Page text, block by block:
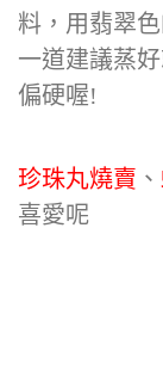
料，用翡翠
一道建議蒸
偏硬喔!
珍珠丸燒賣 、
喜愛呢